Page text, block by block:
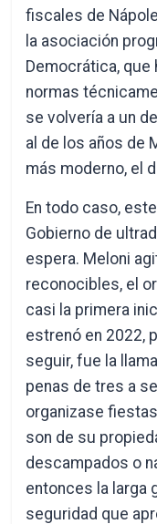
fiscales de
la asociación
Democrática, que
normas
se volvería a un
al de los años de
más moderno, el
En todo caso,
Gobierno de
espera. Meloni
reconocibles, el
casi la primera
estrenó en 2022,
seguir, fue la
penas de tres a
organizase
son de su
descampados o
entonces la larga
seguridad que